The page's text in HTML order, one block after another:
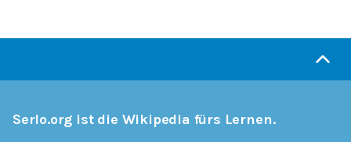
Serlo.org ist die Wikipedia fürs Lernen.